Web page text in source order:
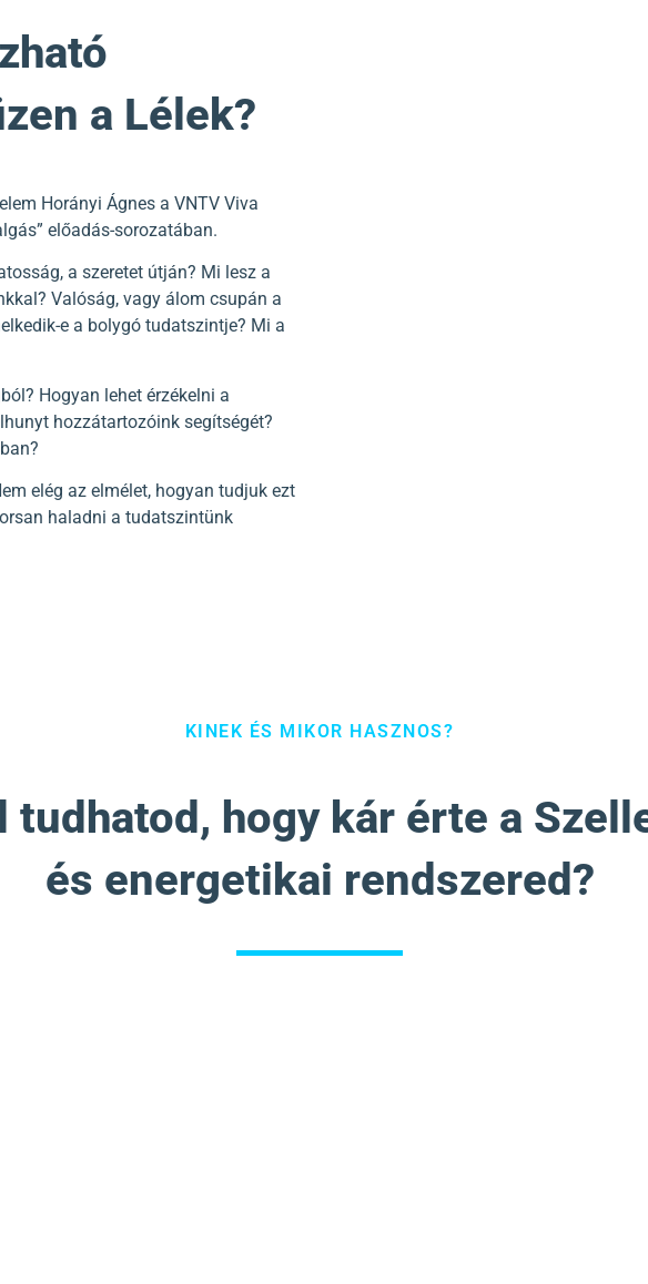
a Lélek?
Horányi Ágnes a VNTV Viva
előadás-sorozatában.
a szeretet útján? Mi lesz a
Valóság, vagy álom csupán a
e a bolygó tudatszintje? Mi a
Hogyan lehet érzékelni a
hozzátartozóink segítségét?
elég az elmélet, hogyan tudjuk ezt
haladni a tudatszintünk
KINEK ÉS MIKOR HASZNOS?
tudhatod, hogy kár érte a
és energetikai rendszered?